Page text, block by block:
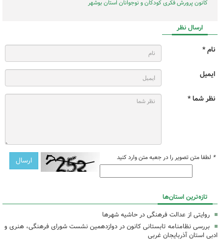
کانون پرورش فکری کودکان و نوجوانان استان بوشهر
ارسال نظر
نام *
ایمیل
نظر شما *
* لطفا متن تصویر را در جعبه متن وارد کنید
تازه‌ترین استان‌ها
روایتی از عدالت فرهنگی در حاشیه شهرها
بررسی نظامنامه تابستانی کانون در دوازدهمین نشست شورای فرهنگی، هنری و
ادبی استان آذربایجان غربی